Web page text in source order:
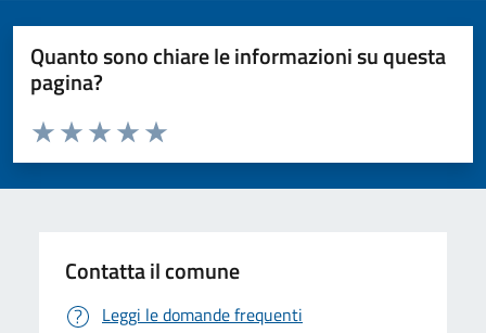
Quanto sono chiare le informazioni su questa
pagina?
Valuta da 1 a 5 stelle la pagina
Valuta 5 stelle su 5
Valuta 4 stelle su 5
Valuta 3 stelle su 5
Valuta 2 stelle su 5
Valuta 1 stelle su 5
Contatta il comune
Leggi le domande frequenti